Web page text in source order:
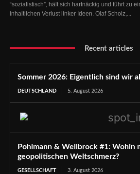
“sozialistisch”, hält sich hartnäckig und führt zu
inhaltlichen Verlust linker Ideen. Olaf Scholz,...
Recent articles
Sommer 2026: Eigentlich sind wir
DEUTSCHLAND 5. August 2026
Pohlmann & Wellbrock #1: Wohin
geopolitischen Weltschmerz?
GESELLSCHAFT 3. August 2026